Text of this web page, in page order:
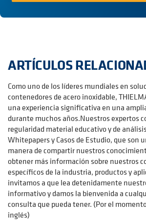
ARTÍCULOS
Como uno de los líderes mundiales en
contenedores de acero inoxidable,
una experiencia significativa en una
durante muchos años.Nuestros expertos
regularidad material educativo y de
Whitepapers y Casos de Estudio, que son
manera de compartir nuestros
obtener más información sobre nuestros
específicos de la industria, productos y
invitamos a que lea detenidamente
informativo y damos la bienvenida a
consulta que pueda tener. (Por el
inglés)